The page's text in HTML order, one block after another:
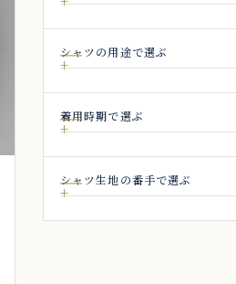
シャツの用途で選ぶ
着用時期で選ぶ
シャツ生地の番手で選ぶ